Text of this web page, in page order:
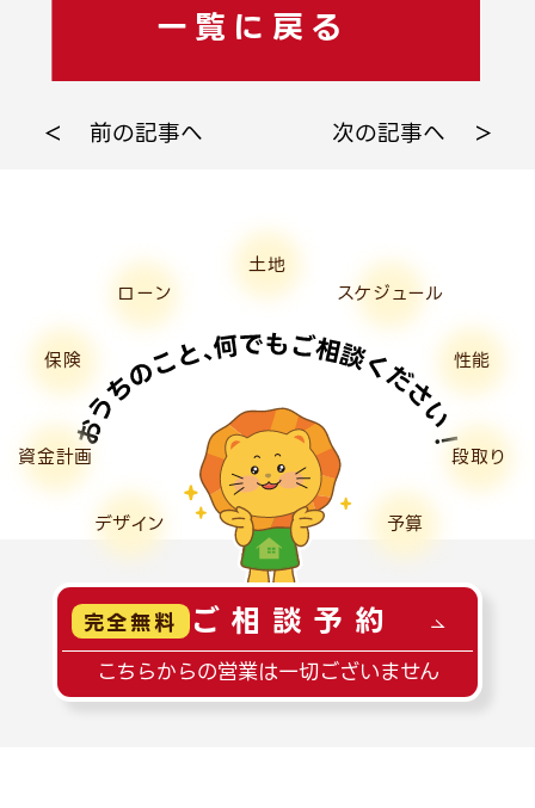
前の記事へ
一覧に戻る
次の記事へ
土地
ローン
保険
資金計画
デザイン 予算
段取り
性能
スケジュール
完全無料 ご相談予約
こちらからの営業は一切ございません